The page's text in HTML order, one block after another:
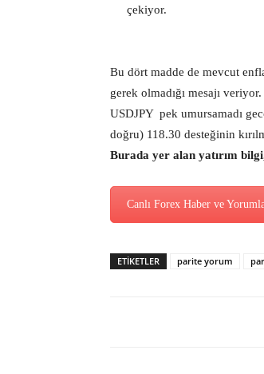
çekiyor.
Bu dört madde de mevcut
gerek olmadığı mesajı
USDJPY pek umursamadı
doğru) 118.30 desteğinin
Burada yer alan yatırım
Canlı Forex Haber ve
ETİKETLER parite yorum